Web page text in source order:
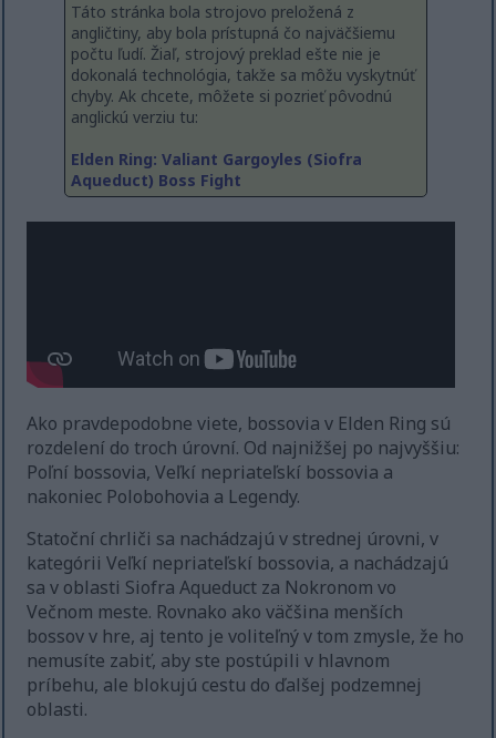
Táto stránka bola strojovo preložená z
angličtiny, aby bola prístupná čo najväčšiemu
počtu ľudí. Žiaľ, strojový preklad ešte nie je
dokonalá technológia, takže sa môžu vyskytnúť
chyby. Ak chcete, môžete si pozrieť pôvodnú
anglickú verziu tu:
Elden Ring: Valiant Gargoyles (Siofra
Aqueduct) Boss Fight
Ako pravdepodobne viete, bossovia v Elden Ring sú
rozdelení do troch úrovní. Od najnižšej po najvyššiu:
Poľní bossovia, Veľkí nepriateľskí bossovia a
nakoniec Polobohovia a Legendy.
Statoční chrliči sa nachádzajú v strednej úrovni, v
kategórii Veľkí nepriateľskí bossovia, a nachádzajú
sa v oblasti Siofra Aqueduct za Nokronom vo
Večnom meste. Rovnako ako väčšina menších
bossov v hre, aj tento je voliteľný v tom zmysle, že ho
nemusíte zabiť, aby ste postúpili v hlavnom
príbehu, ale blokujú cestu do ďalšej podzemnej
oblasti.